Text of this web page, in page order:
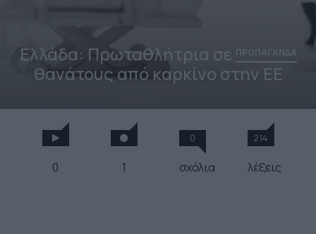
Ελλάδα: Πρωταθλήτρια σε ΠΡΟΠΑΓΑΝΔΑ
θανάτους από καρκίνο στην ΕΕ
0 1
0
σχόλια
214
λέξεις